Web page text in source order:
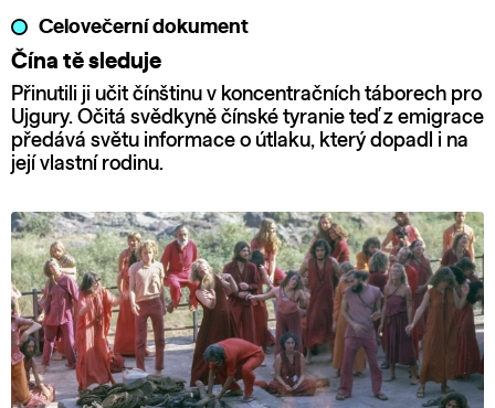
Celovečerní dokument
Čína tě sleduje
Přinutili ji učit čínštinu v koncentračních táborech pro
Ujgury. Očitá svědkyně čínské tyranie teď z emigrace
předává světu informace o útlaku, který dopadl i na
její vlastní rodinu.